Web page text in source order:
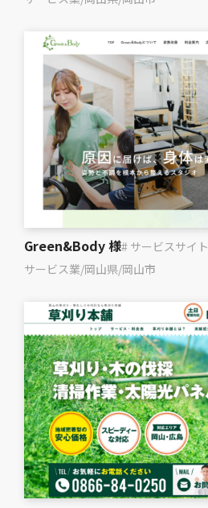
Green&Body 様# サービスサイト
サービス業/岡山県/岡山市